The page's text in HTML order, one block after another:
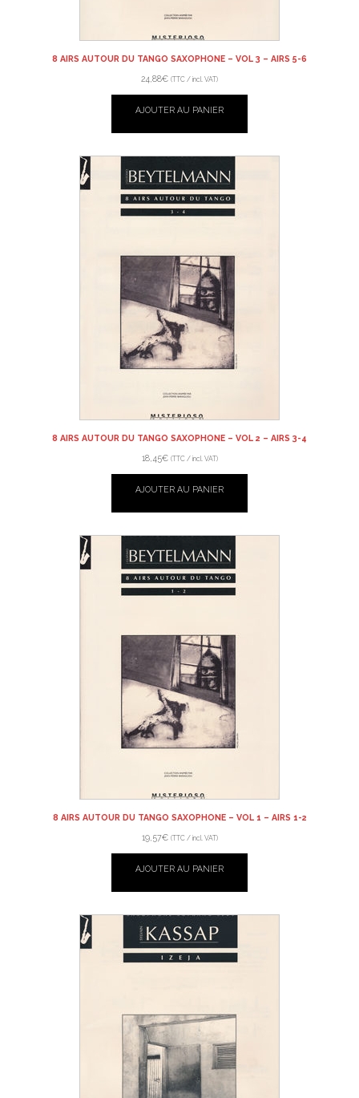
8 AIRS AUTOUR DU TANGO SAXOPHONE – VOL 3 – AIRS 5-6
24,88€ (TTC / incl. VAT)
AJOUTER AU PANIER
8 AIRS AUTOUR DU TANGO SAXOPHONE – VOL 2 – AIRS 3-4
18,45€ (TTC / incl. VAT)
AJOUTER AU PANIER
8 AIRS AUTOUR DU TANGO SAXOPHONE – VOL 1 – AIRS 1-2
19,57€ (TTC / incl. VAT)
AJOUTER AU PANIER